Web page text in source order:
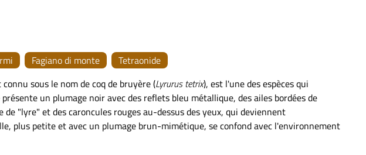
Fagiano di monte
Tetraonide
sous le nom de coq de bruyère (Lyrurus tetrix), est l'une des espèces qui
un plumage noir avec des reflets bleu métallique, des ailes bordées de
"lyre" et des caroncules rouges au-dessus des yeux, qui deviennent
plus petite et avec un plumage brun-mimétique, se confond avec l'environnement